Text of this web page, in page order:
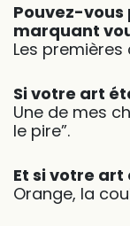
Pouvez-
marquant
Les premières
Si votre art
Une de mes
le pire”.
Et si votre
Orange, la